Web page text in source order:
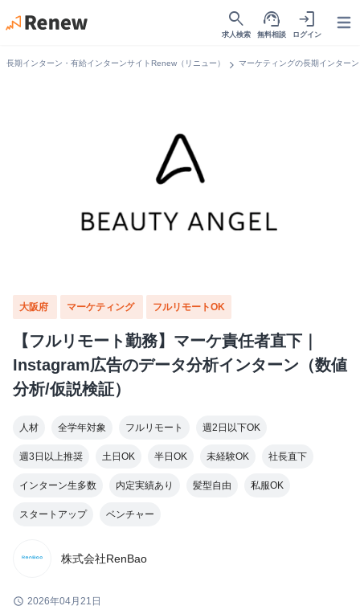
search
求人検索
support_agent
無料相談
login
ログイン
長期インターン・有給インターンサイトRenew（リニュー） chevron_right マーケティングの長期インター
大阪府 マーケティング フルリモートOK
【フルリモート勤務】マーケ責任者直下｜
Instagram広告のデータ分析インターン（数値
分析/仮説検証）
人材 全学年対象 フルリモート 週2日以下OK
週3日以上推奨 土日OK 半日OK 未経験OK 社長直下
インターン生多数 内定実績あり 髪型自由 私服OK
スタートアップ ベンチャー
株式会社RenBao
schedule 2026年04月21日